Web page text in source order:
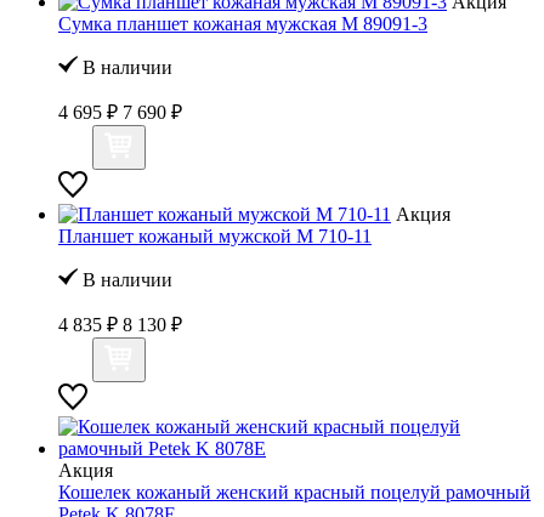
Сумка планшет кожаная мужская M 89091-3
В наличии
4 695 ₽ 7 690 ₽
Акция
Планшет кожаный мужской M 710-11
В наличии
4 835 ₽ 8 130 ₽
Акция
Кошелек кожаный женский красный поцелуй рамочный